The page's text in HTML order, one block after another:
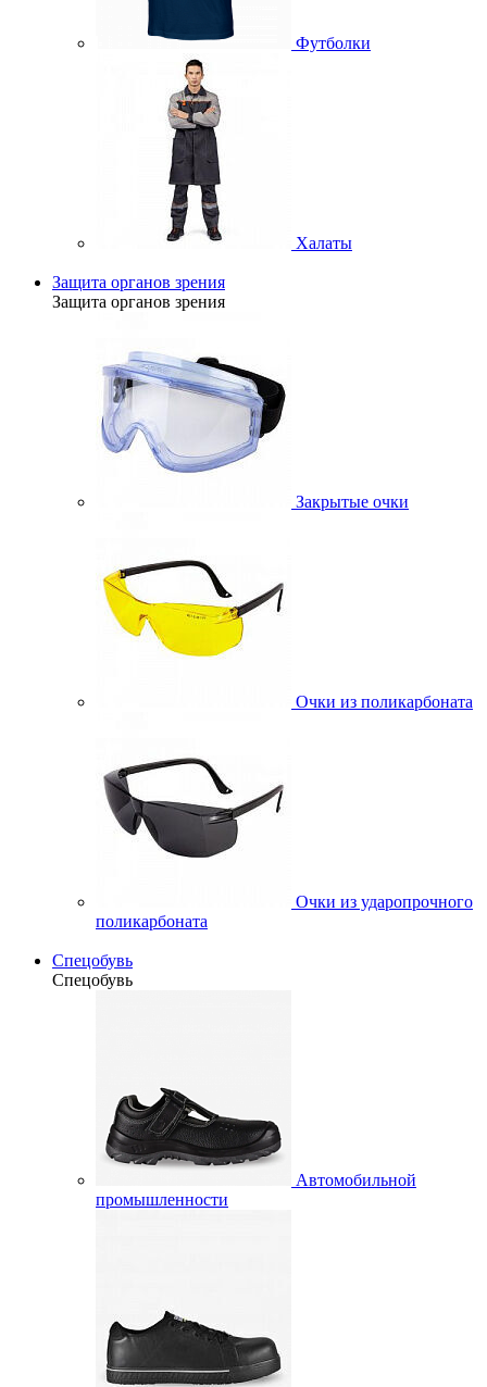
Футболки
Халаты
Защита органов зрения
Защита органов зрения
Закрытые очки
Очки из поликарбоната
Очки из ударопрочного
поликарбоната
Спецобувь
Спецобувь
Автомобильной
промышленности